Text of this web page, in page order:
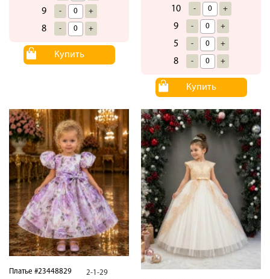
9 - +
8 - +
Купить
10 - +
9 - +
5 - +
8 - +
Купить
Платье #23448829 2-1-29